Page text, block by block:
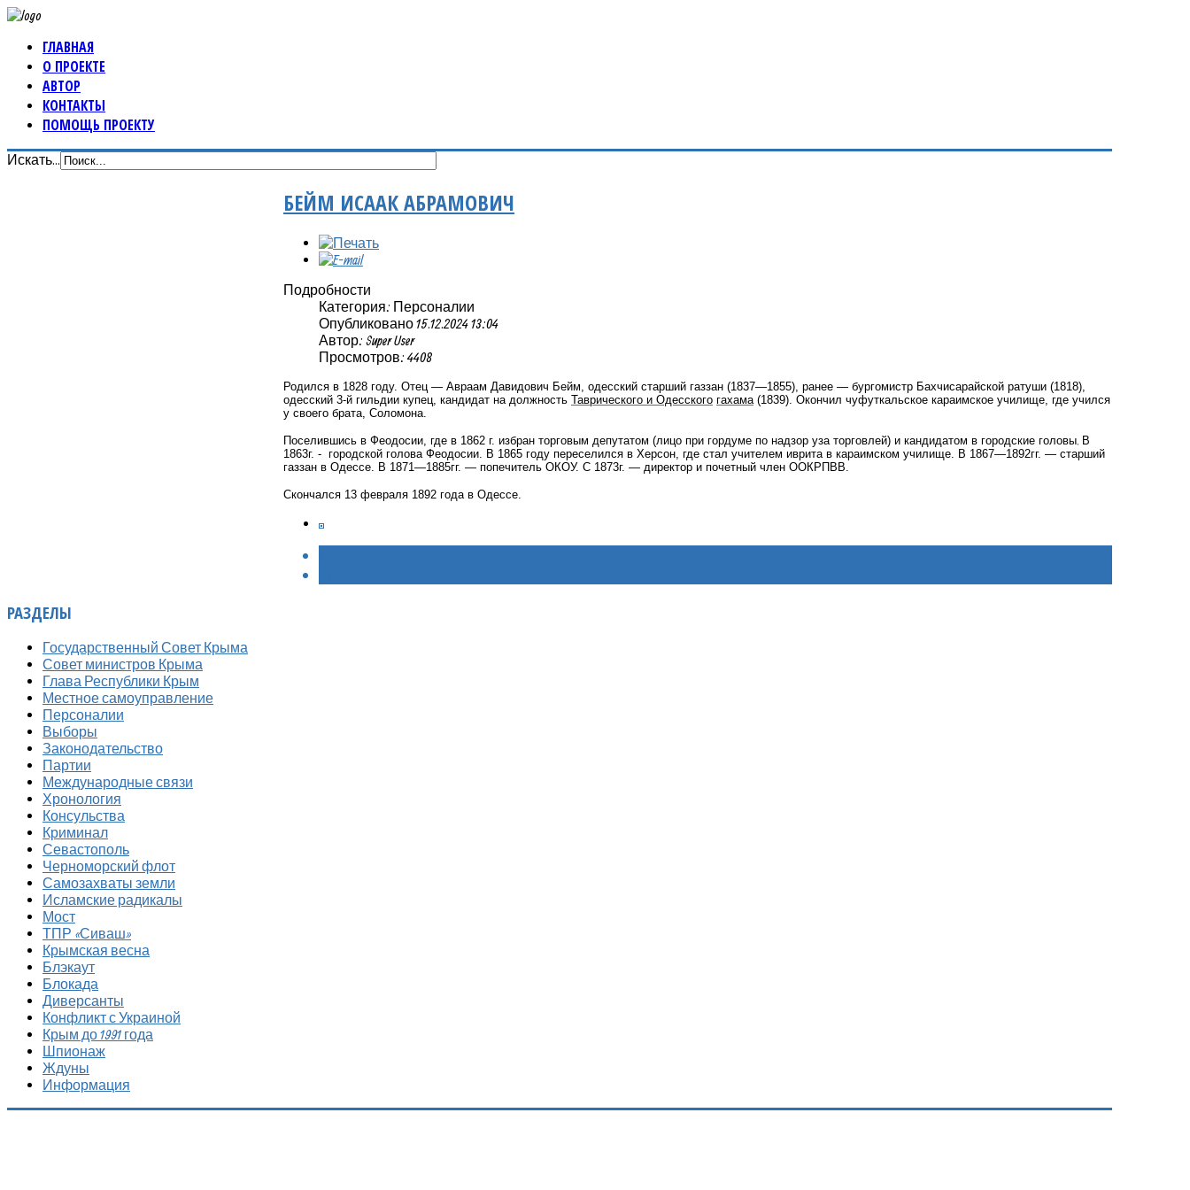
ГЛАВНАЯ
О ПРОЕКТЕ
АВТОР
КОНТАКТЫ
ПОМОЩЬ ПРОЕКТУ
Искать...
БЕЙМ ИСААК АБРАМОВИЧ
Подробности
Категория: Персоналии
Опубликовано 15.12.2024 13:04
Автор: Super User
Просмотров: 4408
Родился в 1828 году. Отец — Авраам Давидович Бейм, одесский старший газзан (1837—1855), ранее — бургомистр Бахчисарайской ратуши (1818),
одесский 3-й гильдии купец, кандидат на должность Таврического и Одесского гахама (1839). Окончил чуфуткальское караимское училище, где учился
у своего брата, Соломона.
Поселившись в Феодосии, где в 1862 г. избран торговым депутатом (лицо при гордуме по надзор уза торговлей) и кандидатом в городские головы В
1863г. - городской голова Феодосии. В 1865 году переселился в Херсон, где стал учителем иврита в караимском училище. В 1867—1892гг. — старший
газзан в Одессе. В 1871—1885гг. — попечитель ОКОУ. С 1873г. — директор и почетный член ООКРПВВ.
Скончался 13 февраля 1892 года в Одессе.
РАЗДЕЛЫ
Государственный Совет Крыма
Совет министров Крыма
Глава Республики Крым
Местное самоуправление
Персоналии
Выборы
Законодательство
Партии
Международные связи
Хронология
Консульства
Криминал
Севастополь
Черноморский флот
Самозахваты земли
Исламские радикалы
Мост
ТПР «Сиваш»
Крымская весна
Блэкаут
Блокада
Диверсанты
Конфликт с Украиной
Крым до 1991 года
Шпионаж
Ждуны
Информация